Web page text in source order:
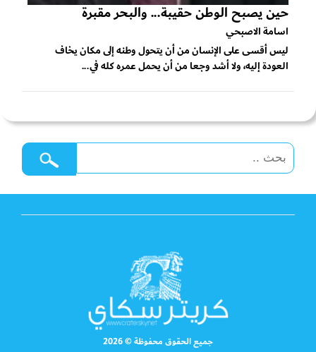
حين يصبح الوطن حقيبة... والبحر مقبرة
اسامة الاصبحي
ليس أقسى على الإنسان من أن يتحول وطنه إلى مكان يخاف
العودة إليه، ولا أشد وجعا من أن يحمل عمره كله في...
جميع الحقوق محفوظة © 2026